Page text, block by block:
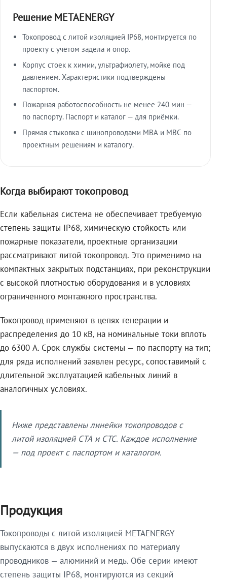
Решение METAENERGY
Токопровод с литой изоляцией IP68, монтируется по
проекту с учётом задела и опор.
Корпус стоек к химии, ультрафиолету, мойке под
давлением. Характеристики подтверждены
паспортом.
Пожарная работоспособность не менее 240 мин —
по паспорту. Паспорт и каталог — для приёмки.
Прямая стыковка с шинопроводами МВА и МВС по
проектным решениям и каталогу.
Когда выбирают токопровод
Если кабельная система не обеспечивает требуемую
степень защиты IP68, химическую стойкость или
пожарные показатели, проектные организации
рассматривают литой токопровод. Это применимо на
компактных закрытых подстанциях, при реконструкции
с высокой плотностью оборудования и в условиях
ограниченного монтажного пространства.
Токопровод применяют в цепях генерации и
распределения до 10 кВ, на номинальные токи вплоть
до 6300 А. Срок службы системы — по паспорту на тип;
для ряда исполнений заявлен ресурс, сопоставимый с
длительной эксплуатацией кабельных линий в
аналогичных условиях.
Ниже представлены линейки токопроводов с
литой изоляцией СТА и СТС. Каждое исполнение
— под проект с паспортом и каталогом.
Продукция
Токопроводы с литой изоляцией METAENERGY
выпускаются в двух исполнениях по материалу
проводников — алюминий и медь. Обе серии имеют
степень защиты IP68, монтируются из секций